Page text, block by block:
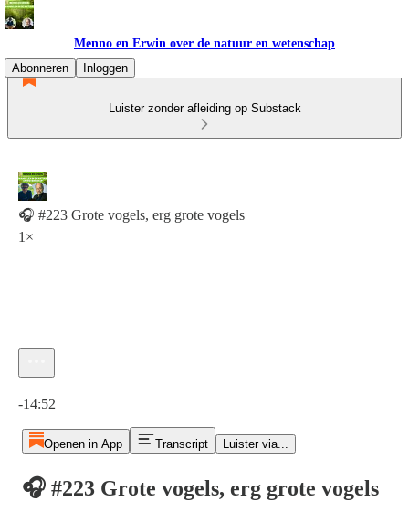
Menno en Erwin over de natuur en wetenschap
Abonneren
Inloggen
Luister zonder afleiding op Substack
🎧 #223 Grote vogels, erg grote vogels
1×
-14:52
Openen in App Transcript Luister via...
🎧 #223 Grote vogels, erg grote vogels